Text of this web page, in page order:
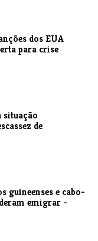
dos EUA
para crise
de
guineenses e cabo-
emigrar -